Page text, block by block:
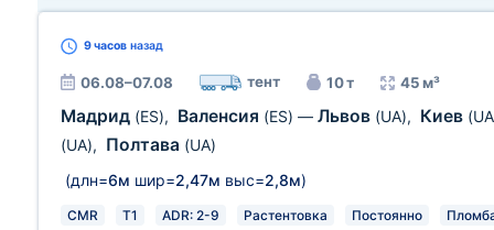
9 часов назад
06.08–07.08 тент 10 т 45 м³
Мадрид (ES), Валенсия (ES) — Львов (UA), Киев
(UA), Полтава (UA)
(длн=6м шир=2,47м выс=2,8м)
CMR T1 ADR: 2-9 Растентовка Постоянно